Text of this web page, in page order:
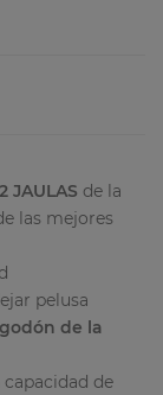
JAULAS de la
las mejores
pelusa
de la
de